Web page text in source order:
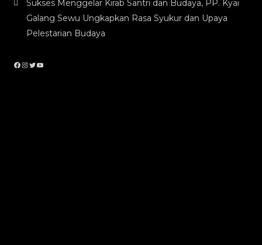
Sukses Menggelar Kirab Santri dan Budaya, PP. Kyai
Galang Sewu Ungkapkan Rasa Syukur dan Upaya
Pelestarian Budaya
Facebook
Instagram
Twitter
YouTube